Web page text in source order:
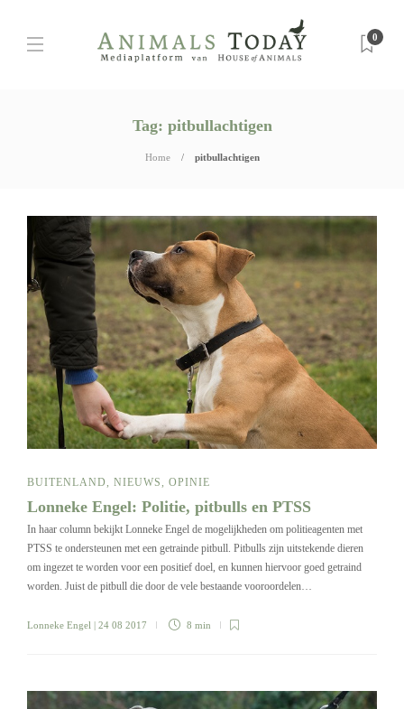
0
Tag: pitbullachtigen
Home pitbullachtigen
BUITENLAND, NIEUWS, OPINIE
Lonneke Engel: Politie, pitbulls en PTSS
In haar column bekijkt Lonneke Engel de mogelijkheden om politieagenten met
PTSS te ondersteunen met een getrainde pitbull. Pitbulls zijn uitstekende dieren
om ingezet te worden voor een positief doel, en kunnen hiervoor goed getraind
worden. Juist de pitbull die door de vele bestaande vooroordelen…
Lonneke Engel | 24 08 2017 8 min